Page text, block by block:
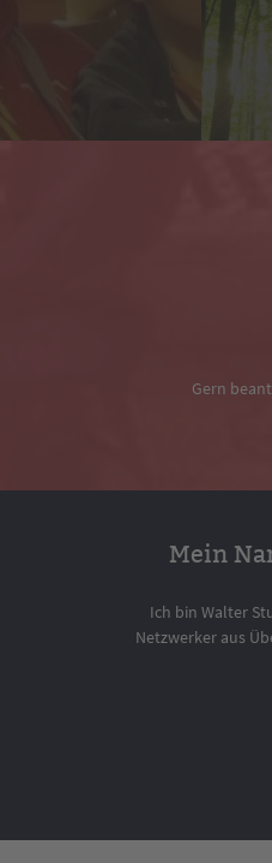
Gern
Mein
Ich bin Walter
Netzwerker aus